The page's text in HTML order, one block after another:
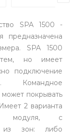
SPA 1500 -
предназначена
SPA 1500
но имеет
подключение
Командное
может покрывать
2 варианта
модуля, с
из зон: либо